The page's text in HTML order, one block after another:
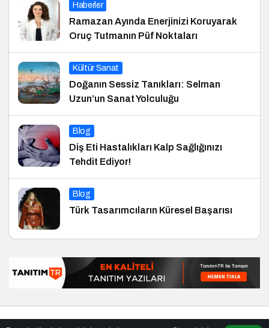
Haberler
Ramazan Ayında Enerjinizi Koruyarak
Oruç Tutmanın Püf Noktaları
Kültür Sanat
Doğanın Sessiz Tanıkları: Selman
Uzun’un Sanat Yolculuğu
Blog
Diş Eti Hastalıkları Kalp Sağlığınızı
Tehdit Ediyor!
Blog
Türk Tasarımcıların Küresel Başarısı
en iyiler